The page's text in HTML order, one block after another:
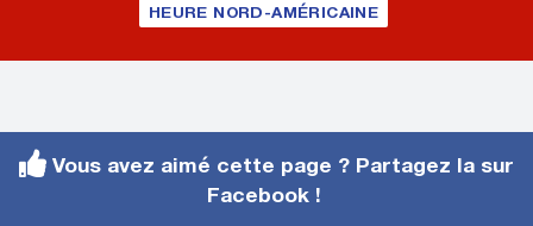
HEURE NORD-AMÉRICAINE
Vous avez aimé cette page ? Partagez la sur
Facebook !